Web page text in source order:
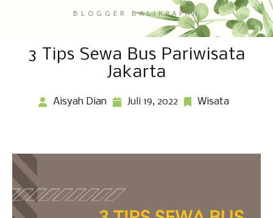
BLOGGER BALIKPAPAN
3 Tips Sewa Bus Pariwisata
Jakarta
Aisyah Dian Juli 19, 2022 Wisata